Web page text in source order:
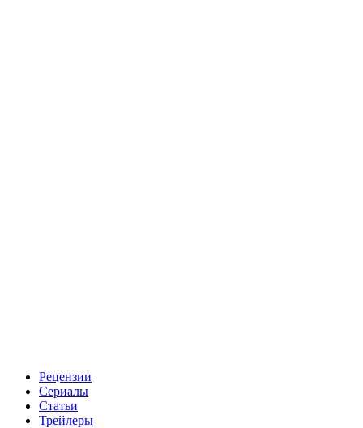
Рецензии
Сериалы
Статьи
Трейлеры